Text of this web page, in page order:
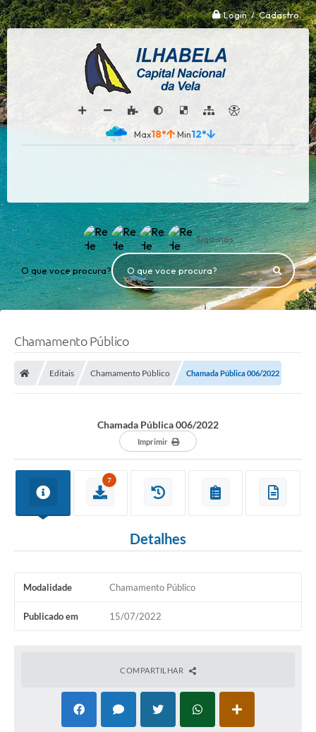
Login / Cadastro
18° 12°
Siga-nos
O que voce procura?
Chamamento Público
Editais Chamamento Público Chamada Pública 006/2022
Chamada Pública 006/2022
Imprimir
7
Detalhes
Modalidade Chamamento Público
Publicado em 15/07/2022
COMPARTILHAR